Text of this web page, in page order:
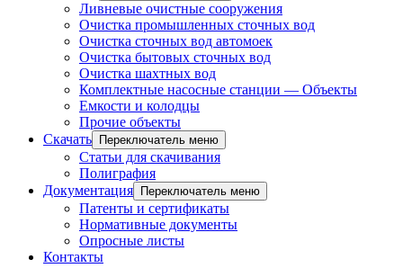
Ливневые очистные сооружения
Очистка промышленных сточных вод
Очистка сточных вод автомоек
Очистка бытовых сточных вод
Очистка шахтных вод
Комплектные насосные станции — Объекты
Емкости и колодцы
Прочие объекты
Скачать
Переключатель меню
Статьи для скачивания
Полиграфия
Документация
Переключатель меню
Патенты и сертификаты
Нормативные документы
Опросные листы
Контакты